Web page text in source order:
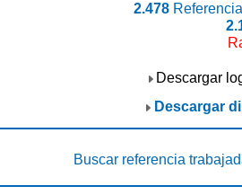
2.478
Descargar
Descargar
Buscar referencia